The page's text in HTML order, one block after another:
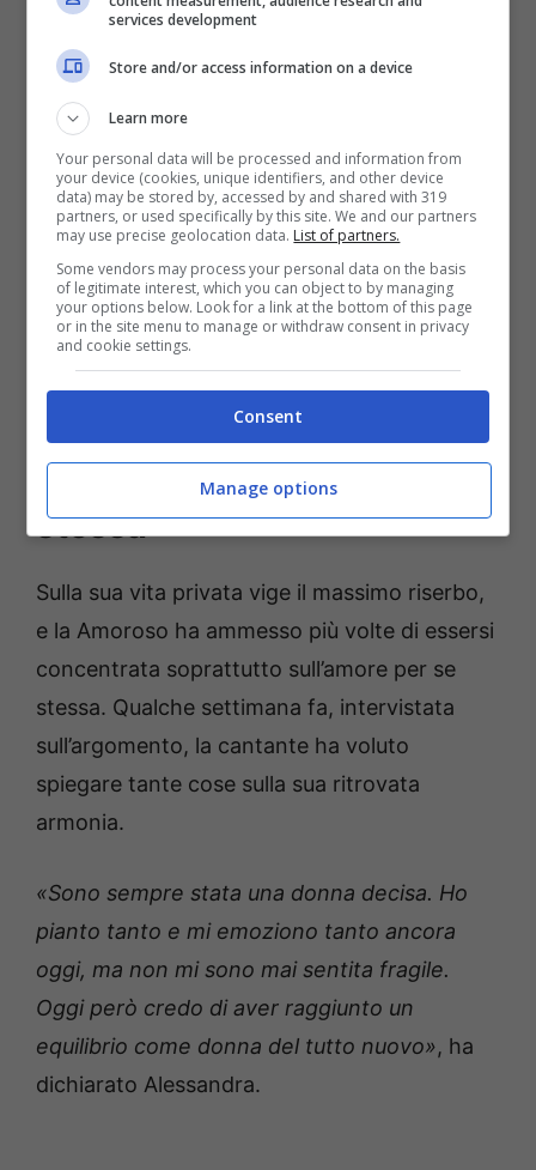
Alessandra Amoroso- Foto Ig- Meteoweek
Leggi anche —->“A letto con me era così”,
Adua Del Vesco sconvolge Elisabetta
Gregoraci: dettagli su Morra
Gli amori della Amoroso: la
cantante ha ritrovato se
stessa
Sulla sua vita privata vige il massimo riserbo,
e la Amoroso ha ammesso più volte di essersi
concentrata soprattutto sull’amore per se
stessa. Qualche settimana fa, intervistata
sull’argomento, la cantante ha voluto
spiegare tante cose sulla sua ritrovata
armonia.
«Sono sempre stata una donna decisa. Ho
pianto tanto e mi emoziono tanto ancora
oggi, ma non mi sono mai sentita fragile.
Oggi però credo di aver raggiunto un
equilibrio come donna del tutto nuovo», ha
dichiarato Alessandra.
services development
Store and/or access information on a device
Learn more
Your personal data will be processed and information from
your device (cookies, unique identifiers, and other device
data) may be stored by, accessed by and shared with 319
partners, or used specifically by this site. We and our partners
may use precise geolocation data. List of partners.
Some vendors may process your personal data on the basis
of legitimate interest, which you can object to by managing
your options below. Look for a link at the bottom of this page
or in the site menu to manage or withdraw consent in privacy
and cookie settings.
Consent
Manage options